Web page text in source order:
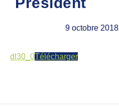
9 octobre 2018
dl30_0Télécharger